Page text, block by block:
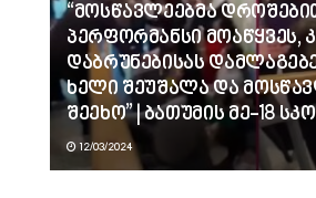
“მოსწავლეებმა
პერფორმანსი მოაწყვეს,
დაბრუნებისას
ხელი შეუშალა და
შეეხო” | ბათუმის მე-18
12/03/2024